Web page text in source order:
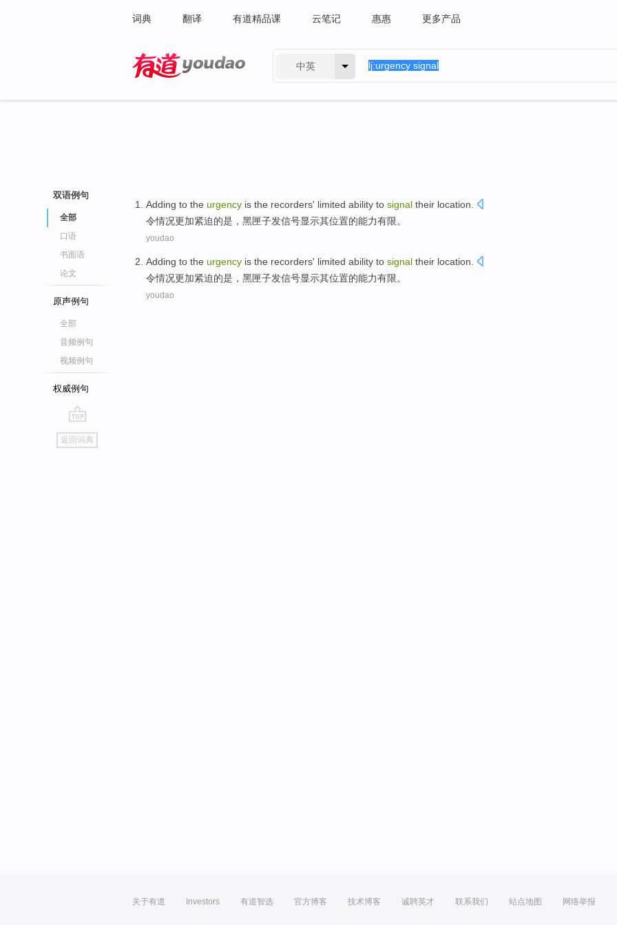
词典 翻译 有道精品课 云笔记 惠惠 更多产品
中英
双语例句
全部
口语
书面语
论文
原声例句
全部
音频例句
视频例句
权威例句
go
top
返回词典
Adding to the urgency is the recorders' limited ability to signal their location
令情况更加紧迫的是 ， 黑匣子发信号显示其位置的能力有限。
youdao
Adding to the urgency is the recorders' limited ability to signal their location
令情况更加紧迫的是 ， 黑匣子发信号显示其位置的能力有限。
youdao
关于有道 Investors 有道智选 官方博客 技术博客 诚聘英才 联系我们 站点地图 网络举报